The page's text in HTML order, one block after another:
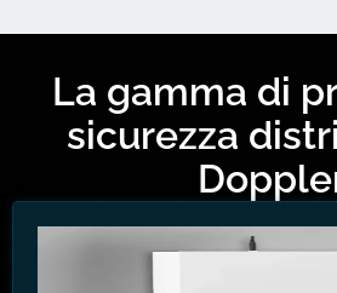
La gamma di
sicurezza